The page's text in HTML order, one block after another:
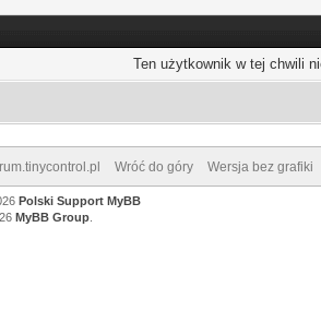
Ten użytkownik w tej chwili
Wróć do góry Wersja bez grafiki
Polski Support MyBB
MyBB Group